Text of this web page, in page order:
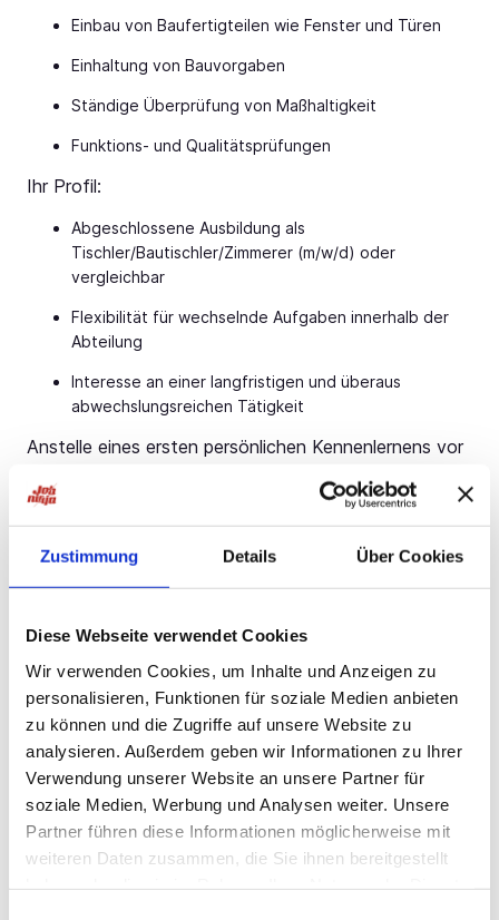
Zustimmung Details Über Cookies
Diese Webseite verwendet Cookies
Wir verwenden Cookies, um Inhalte und Anzeigen zu
personalisieren, Funktionen für soziale Medien anbieten
zu können und die Zugriffe auf unsere Website zu
analysieren. Außerdem geben wir Informationen zu Ihrer
Verwendung unserer Website an unsere Partner für
soziale Medien, Werbung und Analysen weiter. Unsere
Partner führen diese Informationen möglicherweise mit
weiteren Daten zusammen, die Sie ihnen bereitgestellt
Einbau von Baufertigteilen wie Fenster und Türen
Einhaltung von Bauvorgaben
Ständige Überprüfung von Maßhaltigkeit
Funktions- und Qualitätsprüfungen
Ihr Profil:
Abgeschlossene Ausbildung als
Tischler/Bautischler/Zimmerer (m/w/d) oder
vergleichbar
Flexibilität für wechselnde Aufgaben innerhalb der
Abteilung
Interesse an einer langfristigen und überaus
abwechslungsreichen Tätigkeit
Anstelle eines ersten persönlichen Kennenlernens vor
Vorstellungsgespräch per Telefon / Video an.
werden! Viel Erfahrung, kurze Wege: Wir sind seit über
40 Jahren als inhabergeführtes Unternehmen in der
wir durch unser dichtes Niederlassungsnetz in der
Region immer in Ihrer Nähe. Wir fördern Ihre berufliche
Weiterentwicklung und helfen Ihnen, schnell und
unkompliziert einen neuen Job zu finden.
Hinweis: Wird in dieser Stellenanzeige die männliche
Form verwendet, geschieht dies ausschließlich aus
Gründen der besseren Lesbarkeit und stellvertretend
für alle Geschlechter.
pd Personaldienst GmbH & Co. KG Zweigstelle Bünde